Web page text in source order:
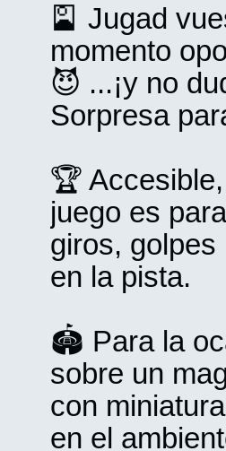
🎴 Jugad
momento
😈 ...¡y no
Sorpresa
🏆
juego es
giros,
en la pista.
🏟️ Para la
sobre un
con
en el